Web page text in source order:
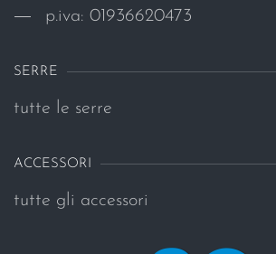
p.iva: 01936620473
SERRE
tutte le serre
ACCESSORI
tutte gli accessori